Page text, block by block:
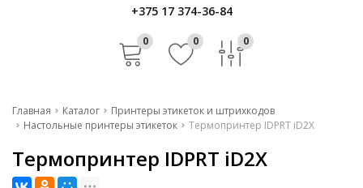
Каталог
Услуги
Сервис
Контакты
+375 17 374-36-84
0 0 0
Главная Каталог
Принтеры этикеток и штрихкодов
Настольные принтеры этикеток
Термопринтер IDPRT iD2X
Термопринтер IDPRT iD2X